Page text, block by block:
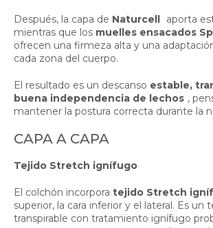
Después, la capa de Naturcell aporta
mientras que los muelles ensacados
ofrecen una firmeza alta y una
cada zona del cuerpo.
El resultado es un descanso estable,
buena independencia de lechos ,
mantener la postura correcta durante la
CAPA A CAPA
Tejido Stretch ignífugo
El colchón incorpora tejido Stretch
superior, la cara inferior y el lateral. Es un
transpirable con tratamiento ignífugo